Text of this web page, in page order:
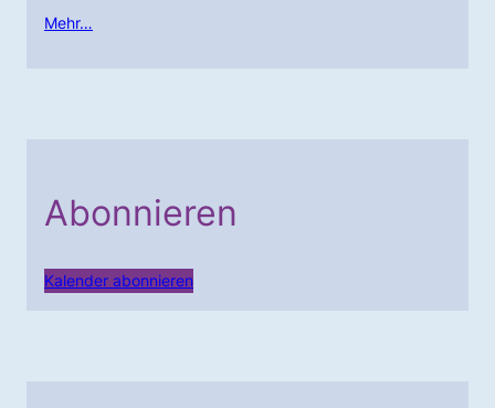
Mehr…
Abonnieren
Kalender abonnieren